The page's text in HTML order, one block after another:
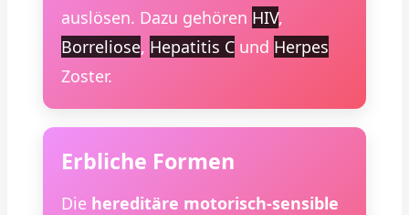
auslösen. Dazu gehören HIV,
Borreliose, Hepatitis C und Herpes
Zoster.
Erbliche Formen
Die hereditäre motorisch-sensible